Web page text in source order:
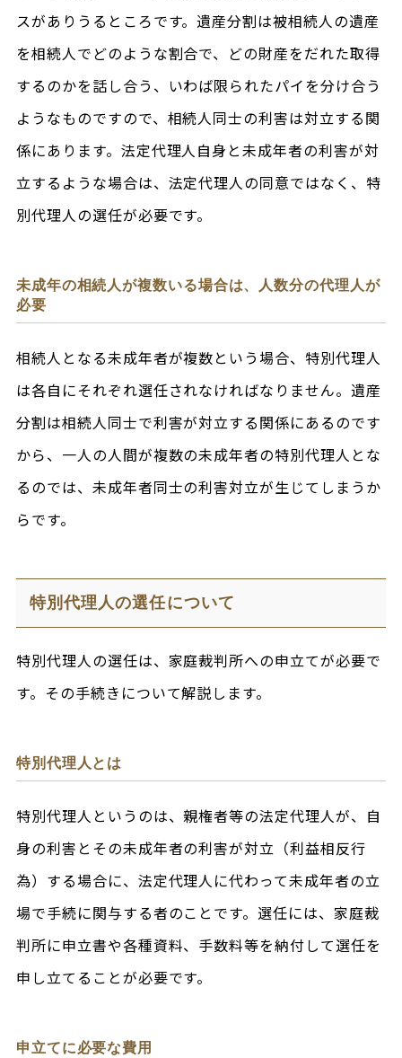
スがありうるところです。遺産分割は被相続人の遺産
を相続人でどのような割合で、どの財産をだれた取得
するのかを話し合う、いわば限られたパイを分け合う
ようなものですので、相続人同士の利害は対立する関
係にあります。法定代理人自身と未成年者の利害が対
立するような場合は、法定代理人の同意ではなく、特
別代理人の選任が必要です。
未成年の相続人が複数いる場合は、人数分の代理人が
必要
相続人となる未成年者が複数という場合、特別代理人
は各自にそれぞれ選任されなければなりません。遺産
分割は相続人同士で利害が対立する関係にあるのです
から、一人の人間が複数の未成年者の特別代理人とな
るのでは、未成年者同士の利害対立が生じてしまうか
らです。
特別代理人の選任について
特別代理人の選任は、家庭裁判所への申立てが必要で
す。その手続きについて解説します。
特別代理人とは
特別代理人というのは、親権者等の法定代理人が、自
身の利害とその未成年者の利害が対立（利益相反行
為）する場合に、法定代理人に代わって未成年者の立
場で手続に関与する者のことです。選任には、家庭裁
判所に申立書や各種資料、手数料等を納付して選任を
申し立てることが必要です。
申立てに必要な費用